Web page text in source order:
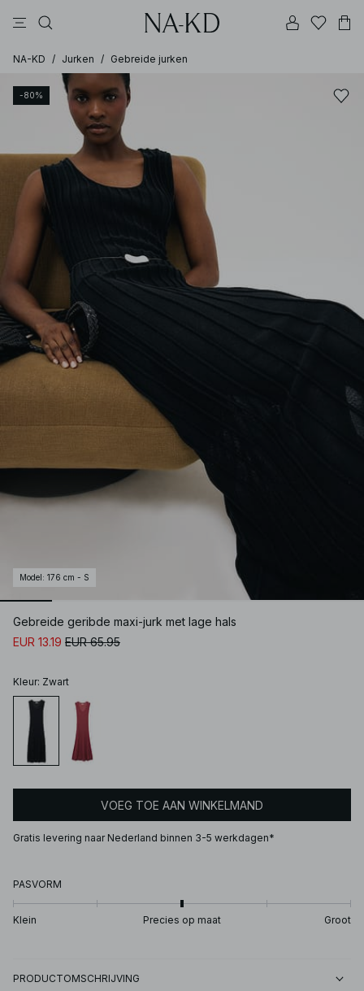
NA-KD / Jurken / Gebreide jurken
-80%
Model : 176 cm - S
Gebreide geribde maxi-jurk met lage hals
EUR 13.19 EUR 65.95
Kleur: Zwart
VOEG TOE AAN WINKELMAND
Gratis levering naar Nederland binnen 3-5 werkdagen*
PASVORM
Klein Precies op maat Groot
PRODUCTOMSCHRIJVING